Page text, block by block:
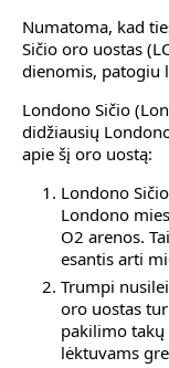
Numatoma, kad
Sičio oro uostas
dienomis, patogiu
Londono Sičio
didžiausių
apie šį oro uostą:
Londono
Londono
O2 arenos.
esantis arti
Trumpi
oro uostas
pakilimo takų
lėktuvams